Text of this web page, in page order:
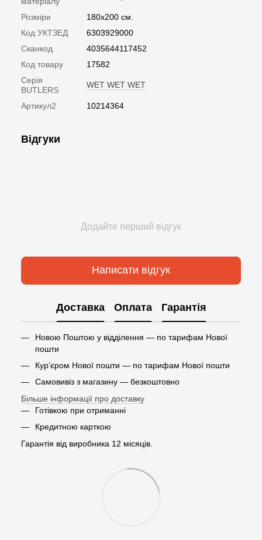
Розміри
180х200 см.
Код УКТЗЕД
6303929000
Сканкод
4035644117452
Код товару
17582
Серія
BUTLERS
WET WET WET
Артикул2 10214364
Відгуки
Додайте перший відгук
Написати відгук
Доставка Оплата Гарантія
Новою Поштою у відділення — по тарифам Нової
пошти
Кур’єром Нової пошти — по тарифам Нової пошти
Самовивіз з магазину — безкоштовно
Більше інформації про доставку
Готівкою при отриманні
Кредитною карткою
Гарантія від виробника 12 місяців.